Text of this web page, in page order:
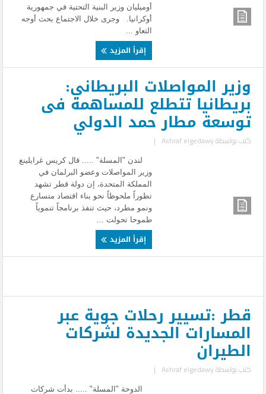
أوميليان وزير البنية التحتية في جمهورية
أوكرانيا. وجرى خلال الاجتماع بحث أوجه
التعاو ...
إقرأ المزيد
وزير المواصلات البريطاني:
بريطانيا تتطلع للمساهمة فى
توسعة مطار حمد الدولي
كتب بواسطةAshraf elgedawy
|
لندن "المسلة" ..... قال كريس غرايلينغ
وزير المواصلات وعضو البرلمان في
المملكة المتحدة، إن دولة قطر تشهد
تطوراً ملحوظاً نحو بناء اقتصاد متسارع
ونمو مطرد، حيث تنفذ برنامجاً تنموياً
طموحا تحولت ...
إقرأ المزيد
قطر :تسيير رحلات جوية عبر
المسارات الجديدة لشركات
الطيران
كتب بواسطةAshraf elgedawy
|
الدوحة "المسلة" ..... بدأت شركات